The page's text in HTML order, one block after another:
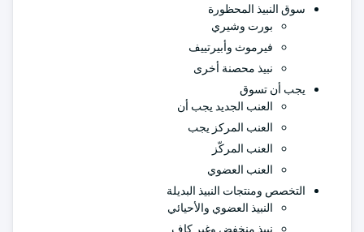
سوق النبيذ المحظورة
بورت وشيري
فيرموث وأبيرتييف
نبيذ محصنة أخرى
يجب أن تسوق
العنب الجديد يجب أن
العنب المركز يجب
العنب المركّز
العنب العضوي
التخصص ومنتجات النبيذ البديلة
النبيذ العضوي والأحيائي
نبيذ منخفض وغير كاف